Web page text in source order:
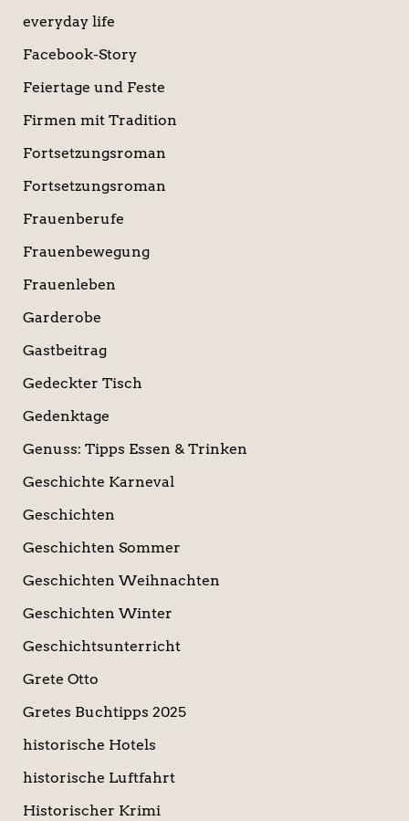
everyday life
Facebook-Story
Feiertage und Feste
Firmen mit Tradition
Fortsetzungsroman
Fortsetzungsroman
Frauenberufe
Frauenbewegung
Frauenleben
Garderobe
Gastbeitrag
Gedeckter Tisch
Gedenktage
Genuss: Tipps Essen & Trinken
Geschichte Karneval
Geschichten
Geschichten Sommer
Geschichten Weihnachten
Geschichten Winter
Geschichtsunterricht
Grete Otto
Gretes Buchtipps 2025
historische Hotels
historische Luftfahrt
Historischer Krimi